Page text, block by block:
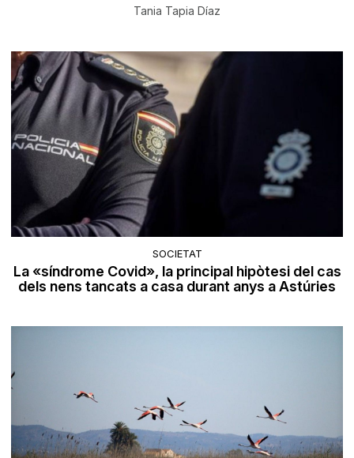
Tania Tapia Díaz
SOCIETAT
La «síndrome Covid», la principal hipòtesi del cas
dels nens tancats a casa durant anys a Astúries